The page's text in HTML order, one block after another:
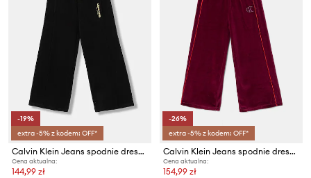
-19%
extra -5% z kodem: OFF*
Calvin Klein Jeans spodnie dresowe bawełniane dziecięce
Cena aktualna:
144,99 zł
-26%
extra -5% z kodem: OFF*
Calvin Klein Jeans spodnie dresowe welurowe dziecięce
Cena aktualna:
154,99 zł